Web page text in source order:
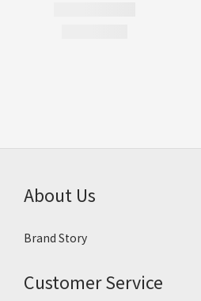
About Us
Brand Story
Customer Service